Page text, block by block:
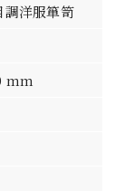
調洋服箪笥
mm